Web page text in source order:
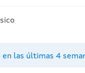
las últimas 4